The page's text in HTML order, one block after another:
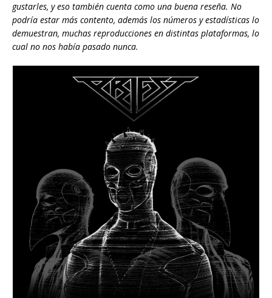
gustarles, y eso también cuenta como una buena reseña. No
podría estar más contento, además los números y estadísticas lo
demuestran, muchas reproducciones en distintas plataformas, lo
cual no nos había pasado nunca.